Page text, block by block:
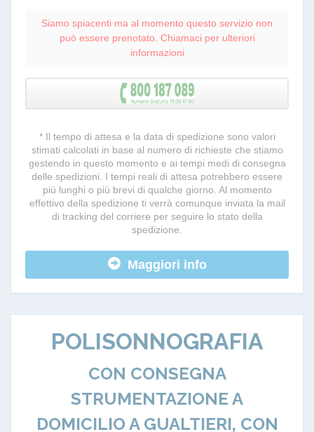
Siamo spiacenti ma al momento questo servizio non
può essere prenotato. Chiamaci per ulteriori
informazioni
* Il tempo di attesa e la data di spedizione sono valori
stimati calcolati in base al numero di richieste che stiamo
gestendo in questo momento e ai tempi medi di consegna
delle spedizioni. I tempi reali di attesa potrebbero essere
più lunghi o più brevi di qualche giorno. Al momento
effettivo della spedizione ti verrà comunque inviata la mail
di tracking del corriere per seguire lo stato della
spedizione.
Maggiori info
POLISONNOGRAFIA
CON CONSEGNA
STRUMENTAZIONE A
DOMICILIO A GUALTIERI, CON